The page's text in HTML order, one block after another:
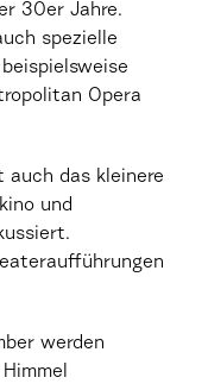
30er Jahre.
spezielle
Opera
auch das kleinere
und
werden